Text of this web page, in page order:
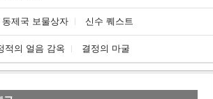
동제국 보물상자 신수 퀘스트
적의 얼음 감옥 결정의 마굴